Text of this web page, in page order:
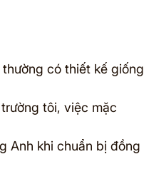
có thiết kế giống
tôi, việc mặc
Anh khi chuẩn bị đồng